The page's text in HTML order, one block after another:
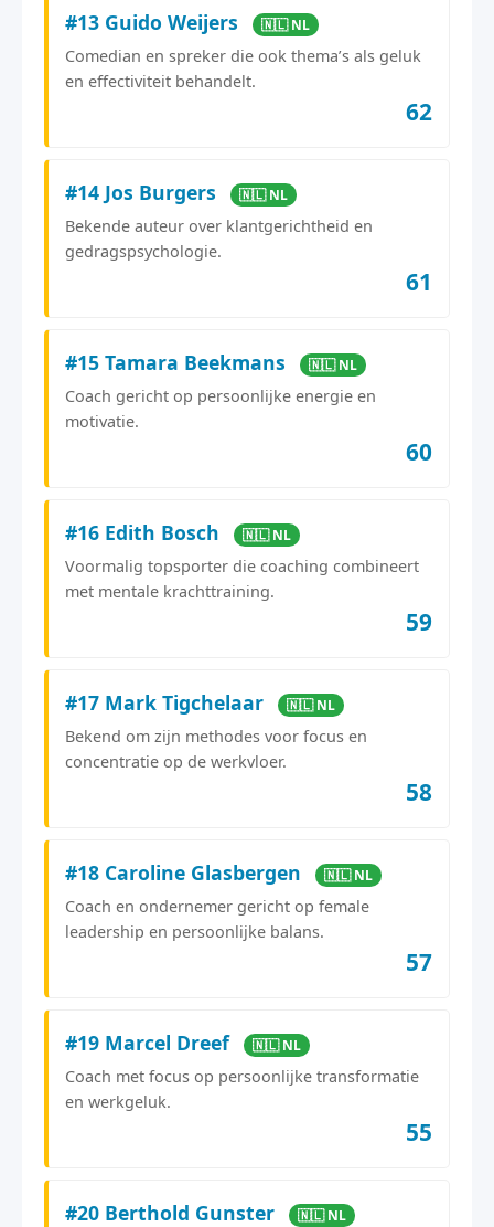
#13 Guido Weijers 🇳🇱 NL
Comedian en spreker die ook thema’s als geluk
en effectiviteit behandelt.
62
#14 Jos Burgers 🇳🇱 NL
Bekende auteur over klantgerichtheid en
gedragspsychologie.
61
#15 Tamara Beekmans 🇳🇱 NL
Coach gericht op persoonlijke energie en
motivatie.
60
#16 Edith Bosch 🇳🇱 NL
Voormalig topsporter die coaching combineert
met mentale krachttraining.
59
#17 Mark Tigchelaar 🇳🇱 NL
Bekend om zijn methodes voor focus en
concentratie op de werkvloer.
58
#18 Caroline Glasbergen 🇳🇱 NL
Coach en ondernemer gericht op female
leadership en persoonlijke balans.
57
#19 Marcel Dreef 🇳🇱 NL
Coach met focus op persoonlijke transformatie
en werkgeluk.
55
#20 Berthold Gunster 🇳🇱 NL